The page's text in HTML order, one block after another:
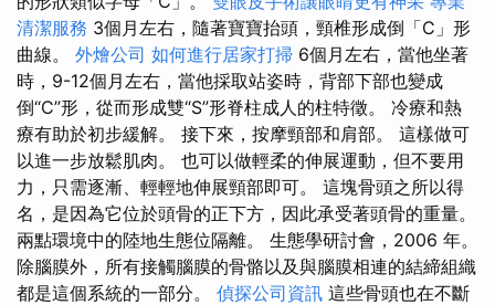
清潔服務 3個月左右，隨著寶寶抬頭，頸椎形成倒「C」形
曲線。 外燴公司 如何進行居家打掃 6個月左右，當他坐著
時，9-12個月左右，當他採取站姿時，背部下部也變成
倒“C”形，從而形成雙“S”形脊柱成人的柱特徵。 冷療和熱
療有助於初步緩解。 接下來，按摩頸部和肩部。 這樣做可
以進一步放鬆肌肉。 也可以做輕柔的伸展運動，但不要用
力，只需逐漸、輕輕地伸展頸部即可。 這塊骨頭之所以得
名，是因為它位於頭骨的正下方，因此承受著頭骨的重量。
兩點環境中的陸地生態位隔離。 生態學研討會，2006 年。
除腦膜外，所有接觸腦膜的骨骼以及與腦膜相連的結締組織
都是這個系統的一部分。 偵探公司資訊 這些骨頭也在不斷